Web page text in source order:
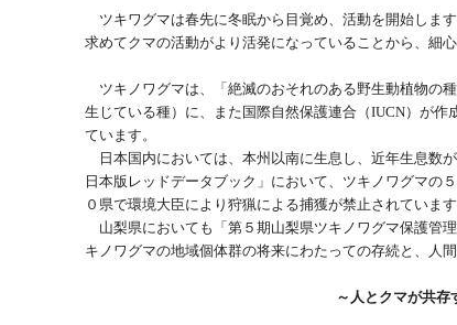
ツキワグマは春先に冬眠から目覚め、活動を開始しま
求めてクマの活動がより活発になっていることから、細心
ツキノワグマは、「絶滅のおそれのある野生動植物の
生じている種）に、また国際自然保護連合（IUCN）が作
ています。
日本国内においては、本州以南に生息し、近年生息
日本版レッドデータブック」において、ツキノワグマの
０県で環境大臣により狩猟による捕獲が禁止されています
山梨県においても「第５期山梨県ツキノワグマ保護
キノワグマの地域個体群の将来にわたっての存続と、人
～人とクマが共存